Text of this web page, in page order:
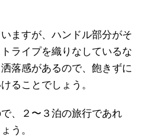
ますが、ハンドル部分がそ
ライプを織りなしているな
落感があるので、飽きずに
ることでしょう。
、２〜３泊の旅行であれ
う。